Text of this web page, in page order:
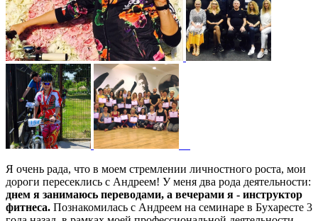
Я очень рада, что в моем стремлении личностного роста, мои
дороги пересеклись с Андреем! У меня два рода деятельности:
днем я занимаюсь переводами, а вечерами я - инструктор
фитнеса. Познакомилась с Андреем на семинаре в Бухаресте 3